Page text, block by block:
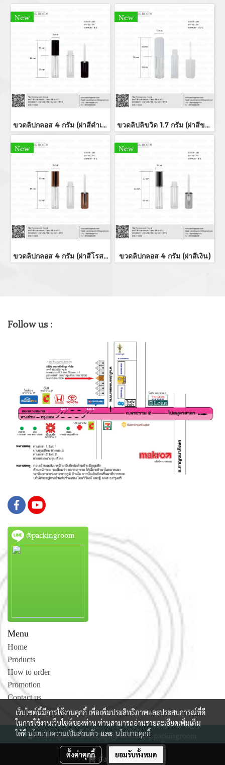
สั่งซื้อสินค้า
New
ขวดลิปกลอส 4 กรัม (ฝาสีดำเงา)
New
ขวดลิปลิขวิด 1.7 กรัม (ฝาสีขาว)
New
ขวดลิปกลอส 4 กรัม (ฝาสีโรสโกล์ด)
New
ขวดลิปกลอส 4 กรัม (ฝาสีเงิน)
Follow us :
@packingroom
Menu
Home
Products
How to order
Promotion
Contact us
© Copyright 2015 All Rights Reserved. packingroom
ผู้เข้าชมวันนี้ 602
เว็บไซต์นี้มีการใช้งานคุกกี้ เพื่อเพิ่มประสิทธิภาพและประสบการณ์ที่ดี
ในการใช้งานเว็บไซต์ของท่าน ท่านสามารถอ่านรายละเอียดเพิ่มเติม
ได้ที่นโยบายความเป็นส่วนตัวและนโยบายคุกกี้
ตั้งค่าคุกกี้ ยอมรับทั้งหมด